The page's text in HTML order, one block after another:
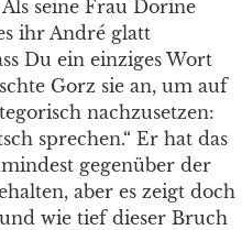
seine Frau Dorine
ihr André glatt
Du ein einziges Wort
Gorz sie an, um auf
nachzusetzen:
sprechen.“ Er hat das
gegenüber der
aber es zeigt doch
wie tief dieser Bruch